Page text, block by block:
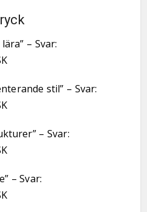
– Svar:
stil” – Svar:
– Svar:
– Svar: